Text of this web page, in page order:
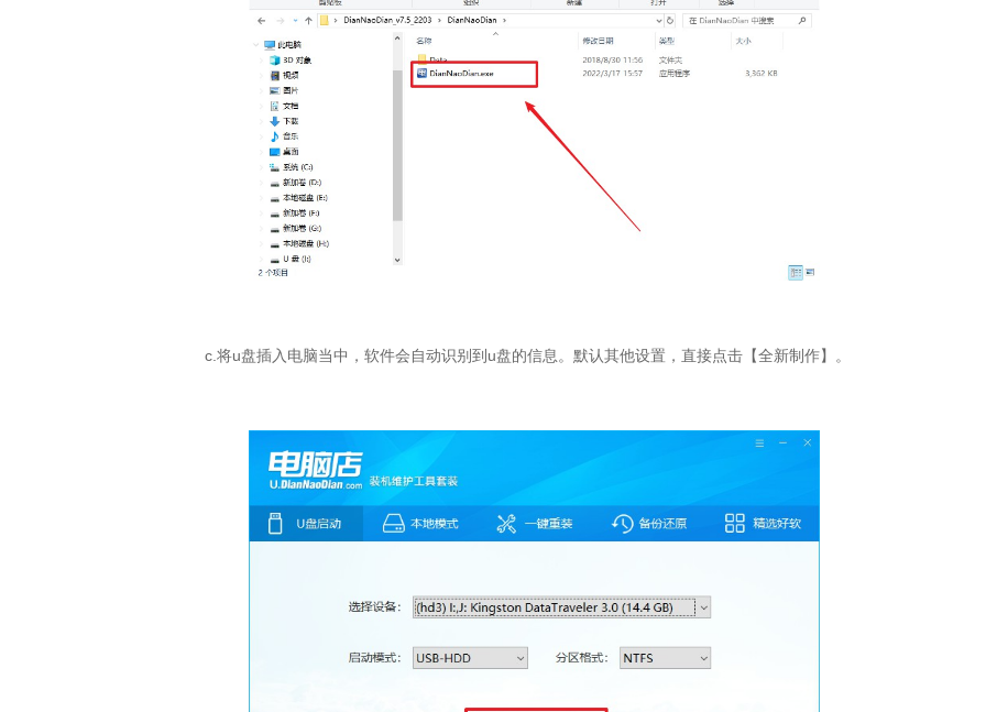
c.将u盘插入电脑当中，软件会自动识别到u盘的信息。默认其他设置，直接点击【全新制作】。